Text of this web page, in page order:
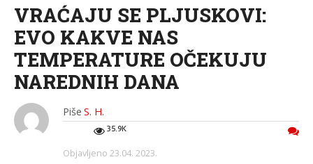
VRAĆAJU SE PLJUSKOVI:
EVO KAKVE NAS
TEMPERATURE OČEKUJU
NAREDNIH DANA
Piše S. H.
35.9K
Objavljeno 23.04. 2023.